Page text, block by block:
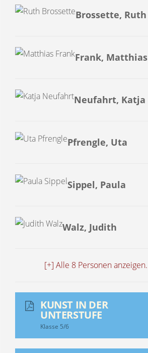
Brossette, Ruth
Frank, Matthias
Neufahrt, Katja
Pfrengle, Uta
Sippel, Paula
Walz, Judith
[+] Alle 8 Personen anzeigen.
KUNST IN DER
UNTERSTUFE
Klasse 5/6